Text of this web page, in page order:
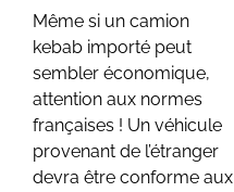
Même si un camion
kebab importé peut
sembler économique,
attention aux normes
françaises ! Un véhicule
provenant de l’étranger
devra être conforme aux